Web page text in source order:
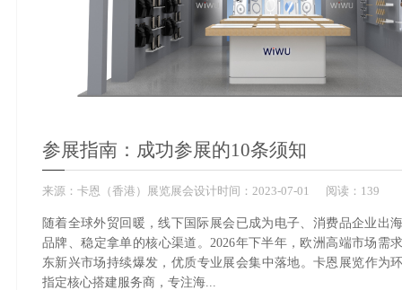
参展指南：成功参展的10条须知
来源： 卡恩（香港）展览展会设计时间： 2023-07-01 阅读：139
随着全球外贸回暖，线下国际展会已成为电子、消费品企业出
品牌、稳定拿单的核心渠道。2026年下半年，欧洲高端市场需
东新兴市场持续爆发，优质专业展会集中落地。卡恩展览作为
指定核心搭建服务商，专注海...